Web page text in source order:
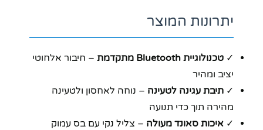
יתרונות המוצר
✓ טכנולוגיית Bluetooth מתקדמת
– חיבור אלחוטי
יציב ומהיר
✓ תיבת עגינה לטעינה – נוחה לאחסון ולטעינה
מהירה תוך כדי תנועה
✓ איכות סאונד מעולה – צליל נקי עם בס עמוק